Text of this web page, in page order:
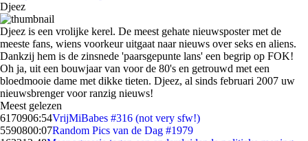
Djeez
Djeez is een vrolijke kerel. De meest gehate nieuwsposter met de
meeste fans, wiens voorkeur uitgaat naar nieuws over seks en aliens.
Dankzij hem is de zinsnede 'paarsgepunte lans' een begrip op FOK!
Oh ja, uit een bouwjaar van voor de 80's en getrouwd met een
bloedmooie dame met dikke tieten. Djeez, al sinds februari 2007 uw
nieuwsbrenger voor ranzig nieuws!
Meest gelezen
6170906:54VrijMiBabes #316 (not very sfw!)
5590800:07Random Pics van de Dag #1979